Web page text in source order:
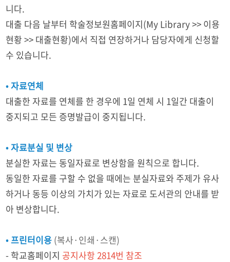
니다.
대출 다음 날부터 학술정보원홈페이지(My Library >> 이용
현황 >> 대출현황)에서 직접 연장하거나 담당자에게 신청할
수 있습니다.
• 자료연체
대출한 자료를 연체를 한 경우에 1일 연체 시 1일간 대출이
중지되고 모든 증명발급이 중지됩니다.
• 자료분실 및 변상
분실한 자료는 동일자료로 변상함을 원칙으로 합니다.
동일한 자료를 구할 수 없을 때에는 분실자료와 주제가 유사
하거나 동등 이상의 가치가 있는 자료로 도서관의 안내를 받
아 변상합니다.
• 프린터이용 (복사·인쇄·스캔)
- 학교홈페이지 공지사항 2814번 참조